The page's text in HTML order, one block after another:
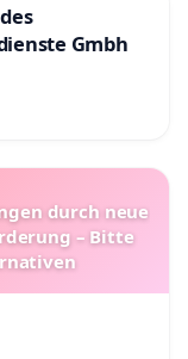
Gmbh
durch neue
– Bitte